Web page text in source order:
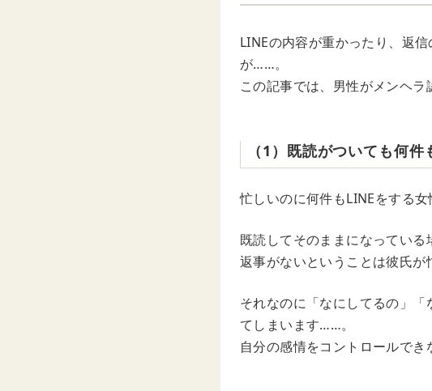
LINEの内容が重かったり、返
が……。
この記事では、男性がメンヘラ
（1）既読がついても何件
忙しいのに何件もLINEをする女
既読してそのままになっている
返事がないということは彼氏が
それなのに「なにしてるの」
てしまいます……。
自分の感情をコントロールでき